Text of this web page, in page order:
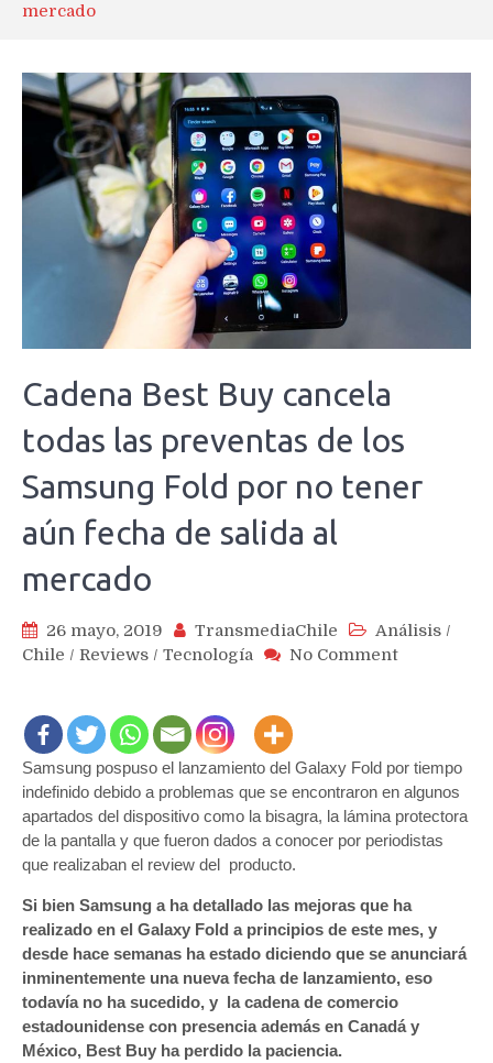
mercado
Cadena Best Buy cancela
todas las preventas de los
Samsung Fold por no tener
aún fecha de salida al
mercado
26 mayo, 2019 TransmediaChile Análisis /
Chile / Reviews / Tecnología No Commenton
todas
las
preventas
de
Fold
por
no
tener
aún
fecha
Samsung pospuso el lanzamiento del Galaxy Fold por tiempo
indefinido debido a problemas que se encontraron en algunos
apartados del dispositivo como la bisagra, la lámina protectora
de la pantalla y que fueron dados a conocer por periodistas
que realizaban el review del producto.
Si bien Samsung a ha detallado las mejoras que ha
realizado en el Galaxy Fold a principios de este mes, y
desde hace semanas ha estado diciendo que se anunciará
inminentemente una nueva fecha de lanzamiento, eso
todavía no ha sucedido, y la cadena de comercio
estadounidense con presencia además en Canadá y
México, Best Buy ha perdido la paciencia.